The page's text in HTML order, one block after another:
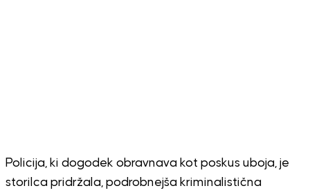
Policija, ki dogodek obravnava kot poskus uboja, je
storilca pridržala, podrobnejša kriminalistična